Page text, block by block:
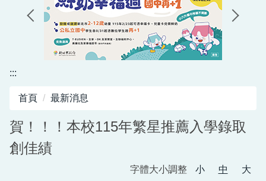
行政處室
家長會
媒體報導專區
正常教學專區
:::
首頁 最新消息
賀！！！本校115年繁星推薦入學錄取
創佳績
字體大小調整 小 中 大